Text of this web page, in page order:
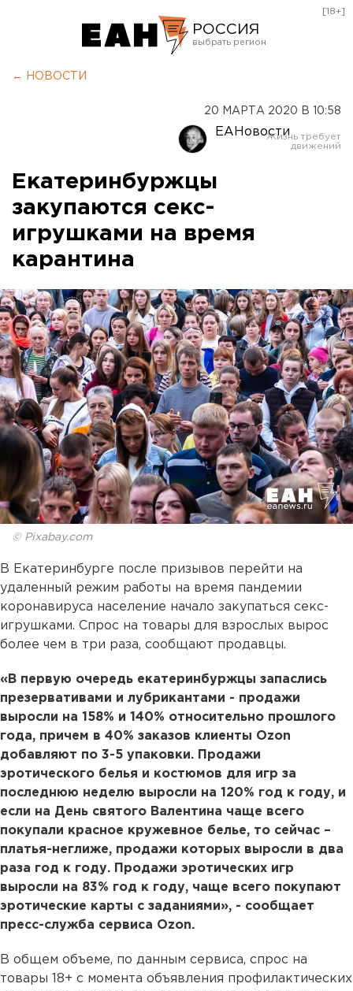
РОССИЯ
Оренбург
[18+]
← НОВОСТИ
20 МАРТА 2020 В 10:58
ЕАНовости
Екатеринбуржцы
закупаются секс-
игрушками на время
карантина
© Pixabay.com
В Екатеринбурге после призывов перейти на
удаленный режим работы на время пандемии
коронавируса население начало закупаться секс-
игрушками. Спрос на товары для взрослых вырос
более чем в три раза, сообщают продавцы.
«В первую очередь екатеринбуржцы запаслись
презервативами и лубрикантами - продажи
выросли на 158% и 140% относительно прошлого
года, причем в 40% заказов клиенты Ozon
добавляют по 3-5 упаковки. Продажи
эротического белья и костюмов для игр за
последнюю неделю выросли на 120% год к году, и
если на День святого Валентина чаще всего
покупали красное кружевное белье, то сейчас –
платья-неглиже, продажи которых выросли в два
раза год к году. Продажи эротических игр
выросли на 83% год к году, чаще всего покупают
эротические карты с заданиями», - сообщает
пресс-служба сервиса Ozon.
В общем объеме, по данным сервиса, спрос на
товары 18+ с момента объявления профилактических